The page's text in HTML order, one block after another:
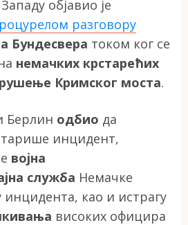
објавио је
разговору
Бундесвера током ког се
немачких крстарећих
рушење Кримског моста.
Берлин одбио да
инцидент,
војна
служба Немачке
инцидента, као и истрагу
високих официра